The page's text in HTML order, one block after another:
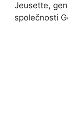
Jeusette,
společnosti